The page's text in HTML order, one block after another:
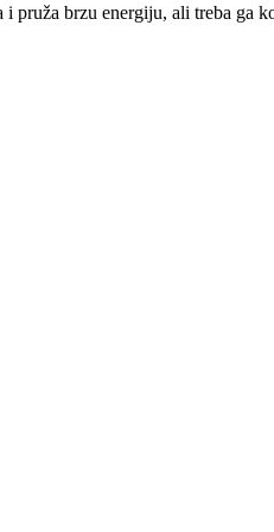
brzu energiju, ali treba ga